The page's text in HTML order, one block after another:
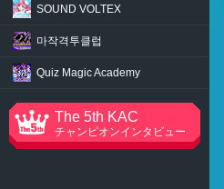
SOUND VOLTEX
마작격투클럽
Quiz Magic Academy
The 5th KAC
チャンピオンインタビュー